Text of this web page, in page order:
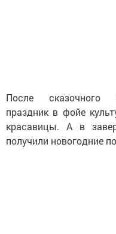
После сказочного
праздник в фойе
красавицы. А в
получили новогодние